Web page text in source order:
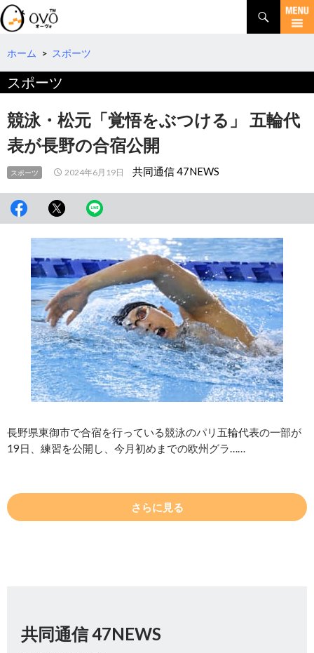
検
索
コ
テ
へ
移
動
ホーム > スポーツ
スポーツ
競泳・松元「覚悟をぶつける」 五輪代
表が長野の合宿公開
スポーツ 2024年6月19日 共同通信 47NEWS
長野県東御市で合宿を行っている競泳のパリ五輪代表の一部が
19日、練習を公開し、今月初めまでの欧州グラ……
さらに見る
共同通信 47NEWS